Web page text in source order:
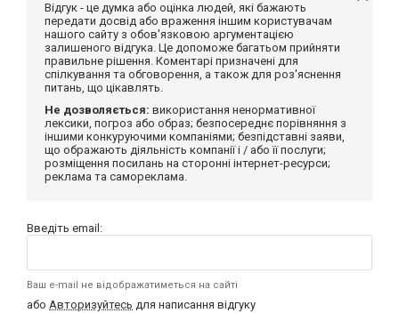
Відгук - це думка або оцінка людей, які бажають
передати досвід або враження іншим користувачам
нашого сайту з обов'язковою аргументацією
залишеного відгука. Це допоможе багатьом прийняти
правильне рішення. Коментарі призначені для
спілкування та обговорення, а також для роз'яснення
питань, що цікавлять.
Не дозволяється: використання ненормативної
лексики, погроз або образ; безпосереднє порівняння з
іншими конкуруючими компаніями; безпідставні заяви,
що ображають діяльність компанії і / або її послуги;
розміщення посилань на сторонні інтернет-ресурси;
реклама та самореклама.
Введіть email:
Ваш e-mail не відображатиметься на сайті
або Авторизуйтесь для написання відгуку